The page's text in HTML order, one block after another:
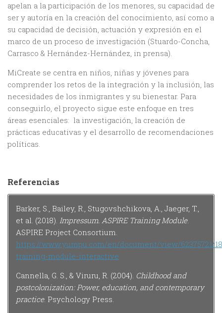
apelan a la participación de los menores, su capacidad de
ser y autoría en la creación del conocimiento, así como a
su capacidad de decisión, actuación y expresión en el
marco de un proceso de investigación (Stuardo-Concha,
Carrasco & Hernández-Hernández, in prensa).
MiCreate se centra en niños, niñas y jóvenes para
comprender los retos de la integración y la inclusión, las
necesidades de los inmigrantes y su bienestar. Para
conseguirlo, el proyecto sigue este enfoque en tres
áreas esenciales: la investigación, la creación de
prácticas educativas y el desarrollo de recomendaciones
políticas.
Referencias
Barker, S., Bailey, R., Stugovshchikova, A., Jaeger, T.,
et al. (2018). Impressum. ASPIRE Training Module.
ASPIRE Project Consortium.
https://www.yumpu.com/en/document/view/62375721/
training-module-interactive
Cannella, G. S., & Viruru, R. (2004). Childhood and
postcolonization: Power, education, and contemporary
practice. Psychology Press.